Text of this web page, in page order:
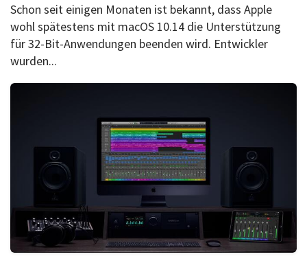
Schon seit einigen Monaten ist bekannt, dass Apple
wohl spätestens mit macOS 10.14 die Unterstützung
für 32-Bit-Anwendungen beenden wird. Entwickler
wurden...